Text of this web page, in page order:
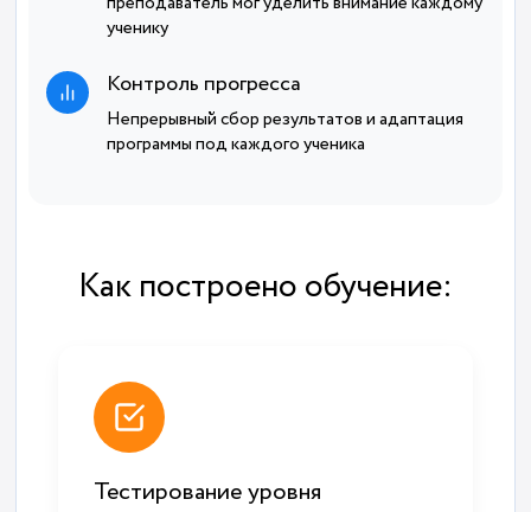
ученику
Контроль прогресса
Непрерывный сбор результатов и адаптация
программы под каждого ученика
Как построено обучение:
Тестирование уровня